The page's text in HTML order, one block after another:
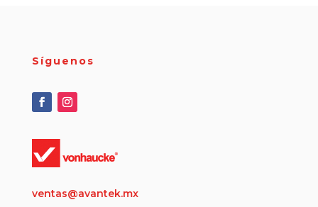
Síguenos
ventas@avantek.mx